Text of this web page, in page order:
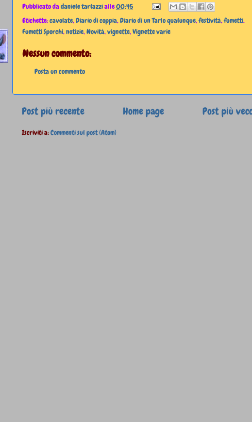
Pubblicato dadaniele tarlazzialle00:45
Etichette:cavolate,Diario di coppia,Diario di un Tarlo qualunque,festività,fumetti,
Fumetti Sporchi,notizie,Novità,vignette,Vignette varie
Nessun commento:
Posta un commento
Post più recente Post più
Home page
Iscriviti a:Commenti sul post (Atom)